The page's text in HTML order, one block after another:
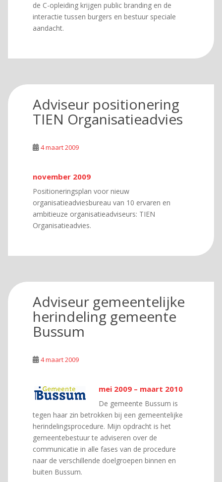
de C-opleiding krijgen public branding en de
interactie tussen burgers en bestuur speciale
aandacht.
Adviseur positionering
TIEN Organisatieadvies
4 maart 2009
november 2009
Positioneringsplan voor nieuw
organisatieadviesbureau van 10 ervaren en
ambitieuze organisatieadviseurs: TIEN
Organisatieadvies.
Adviseur gemeentelijke
herindeling gemeente
Bussum
4 maart 2009
mei 2009 – maart 2010
De gemeente Bussum is
tegen haar zin betrokken bij een gemeentelijke
herindelingsprocedure. Mijn opdracht is het
gemeentebestuur te adviseren over de
communicatie in alle fases van de procedure
naar de verschillende doelgroepen binnen en
buiten Bussum.